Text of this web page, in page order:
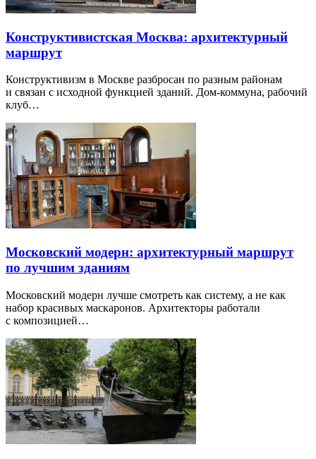
Конструктивистская Москва: архитектурный
маршрут
Конструктивизм в Москве разбросан по разным районам
и связан с исходной функцией зданий. Дом-коммуна, рабочий
клуб…
Московский модерн: архитектурный маршрут
по лучшим зданиям
Московский модерн лучше смотреть как систему, а не как
набор красивых маскаронов. Архитекторы работали
с композицией…